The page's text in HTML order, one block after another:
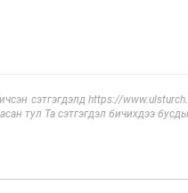
сэтгэгдэлд https://
тул Та сэтгэгдэл бичихдээ